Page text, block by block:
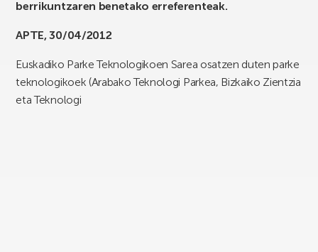
berrikuntzaren benetako erreferenteak.
APTE, 30/04/2012
Euskadiko Parke Teknologikoen Sarea osatzen duten parke
teknologikoek (Arabako Teknologi Parkea, Bizkaiko Zientzia
eta Teknologi